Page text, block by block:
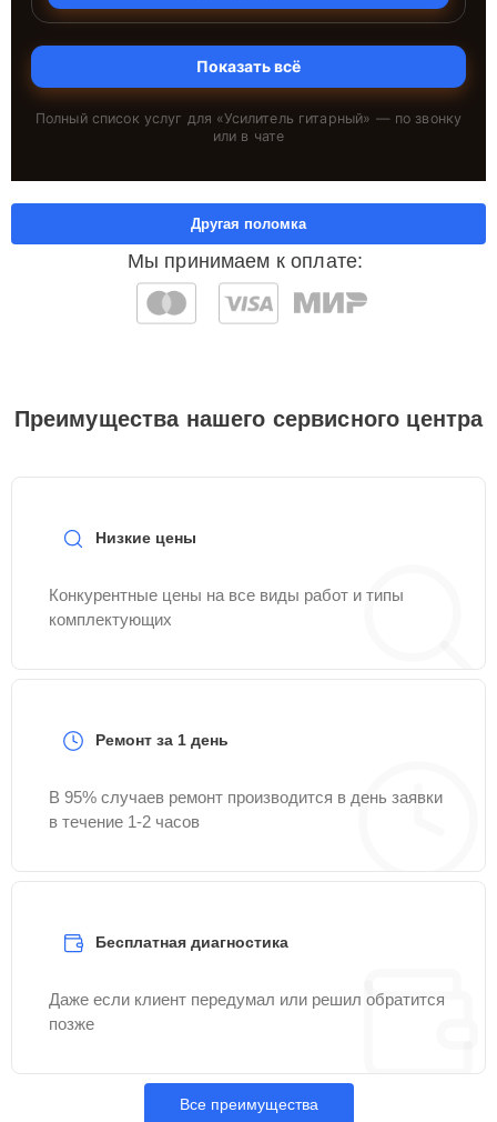
Показать всё
Полный список услуг для «Усилитель гитарный» — по звонку
или в чате
Мы принимаем к оплате:
Другая поломка
Преимущества нашего сервисного центра
Низкие цены
Конкурентные цены на все виды работ и типы
комплектующих
Ремонт за 1 день
В 95% случаев ремонт производится в день заявки
в течение 1-2 часов
Бесплатная диагностика
Даже если клиент передумал или решил обратится
позже
Все преимущества